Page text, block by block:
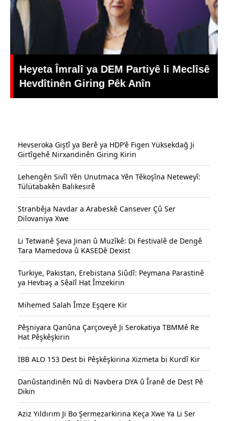
Heyeta Îmralî ya DEM Partiyê li Meclîsê
Hevdîtinên Giring Pêk Anîn
Hevseroka Giştî ya Berê ya HDP'ê Figen Yüksekdağ Ji
Girtîgehê Nirxandinên Giring Kirin
Lehengên Sivîl Yên Unutmaca Yên Têkoşîna Neteweyî:
Tülütabakên Balıkesirê
Stranbêja Navdar a Arabeskê Cansever Çû Ser
Dilovaniya Xwe
Li Tetwanê Şeva Jinan û Muzîkê: Di Festivalê de Dengê
Tara Mamedova û KASEDê Dexist
Turkiye, Pakistan, Erebistana Siûdî: Peymana Parastinê
ya Hevbəş a Sêalî Hat Îmzekirin
Mihemed Salah Îmze Eşqere Kir
Pêşniyara Qanûna Çarçoveyê Ji Serokatiya TBMMê Re
Hat Pêşkêşkirin
İBB ALO 153 Dest bi Pêşkêşkirina Xizmeta bi Kurdî Kir
Danûstandinên Nû di Navbera DYA û Îranê de Dest Pê
Dikin
Aziz Yıldırım Ji Bo Şermezarkirina Keça Xwe Ya Li Ser